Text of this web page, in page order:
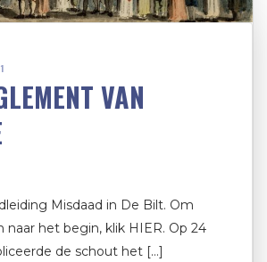
VAN
Misdaad in De Bilt. Om
naar het begin, klik HIER. Op 24
de schout het […]